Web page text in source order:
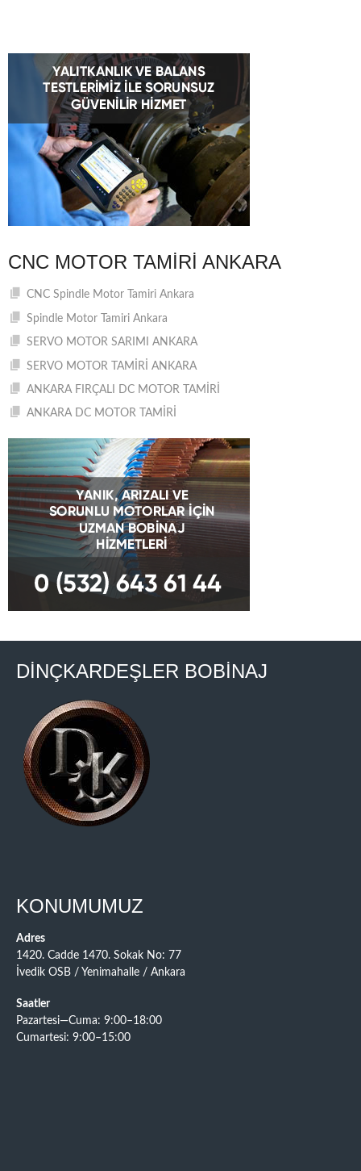
CNC MOTOR TAMIRI ANKARA
CNC Spindle Motor Tamiri Ankara
Spindle Motor Tamiri Ankara
SERVO MOTOR SARIMI ANKARA
SERVO MOTOR TAMİRİ ANKARA
ANKARA FIRÇALI DC MOTOR TAMİRİ
ANKARA DC MOTOR TAMİRİ
DİNÇKARDEŞLER BOBİNAJ
KONUMUMUZ
Adres
1420. Cadde 1470. Sokak No: 77
İvedik OSB / Yenimahalle / Ankara
Saatler
Pazartesi—Cuma: 9:00–18:00
Cumartesi: 9:00–15:00